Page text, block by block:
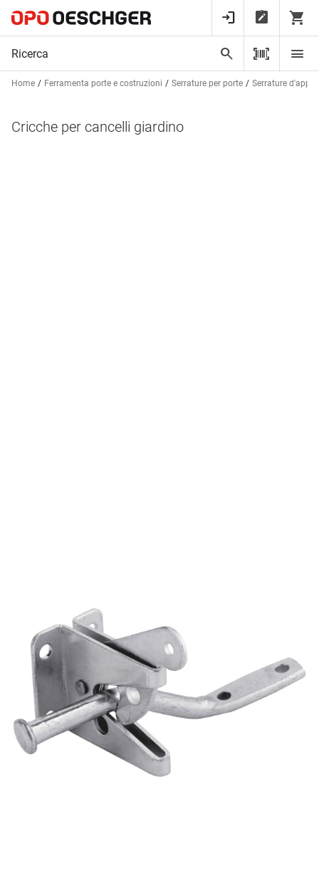
Home Ferramenta porte e costruzioni Serrature per porte Serrature
Cricche per cancelli giardino